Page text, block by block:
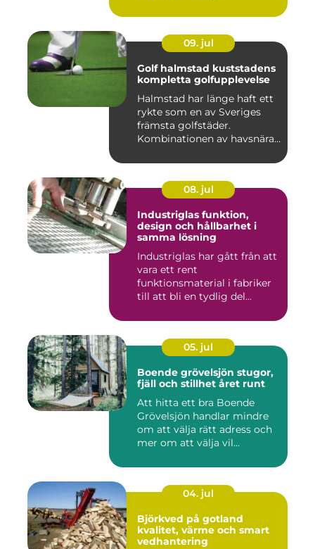
09. jul
Golf halmstad kuststadens
kompletta golfupplevelse
Halmstad har länge haft ett
rykte som en av Sveriges
främsta golfstäder.
Kombinationen av havsnära
08. jul
Industriglas funktion,
design och hållbarhet i
samma lösning
Industriglas har gått från att
vara ett rent
funktionsmaterial i fabriker
till att bli en tydlig del...
05. jul
Boende grövelsjön stugor,
fjäll och stillhet året runt
Att hitta ett bra Boende
Grövelsjön handlar mindre
om att välja rätt adress och
mer om att välja vil...
04. jul
Björkved på gotland
kvalitet, värme och smart
vedhantering